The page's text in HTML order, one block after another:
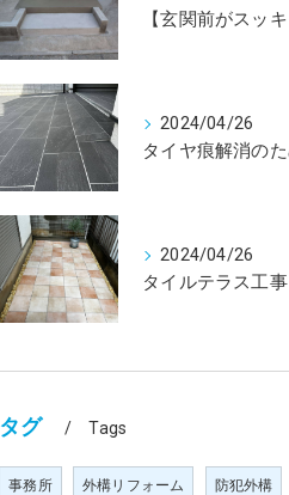
2024/04/26
2024/04/26
タイルテラス工事
タグ Tags
事務所 外構リフォーム 防犯外構